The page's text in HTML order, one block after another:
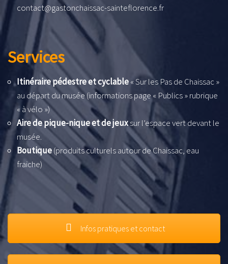
contact@gastonchaissac-sainteflorence.fr
Services
Itinéraire pédestre et cyclable« Sur les Pas de Chaissac »
au départ du musée (informations page « Publics » rubrique
« à vélo »)
Aire de pique-nique et de jeuxsur l’espace vert devant le
musée.
Boutique(produits culturels autour de Chaissac, eau
fraiche)
Infos pratiques et contact